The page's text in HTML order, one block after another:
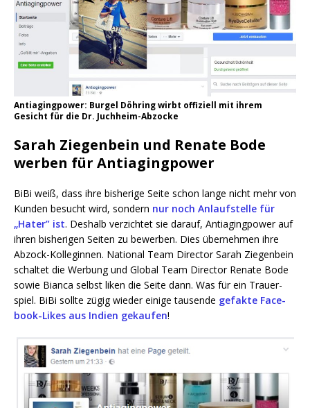
Antia­ging­power: Bur­gel Döh­ring wirbt offi­zi­ell mit ihrem
Gesicht für die Dr. Juchheim-Abzocke
Sarah Ziegenbein und Renate Bode
werben für Antiagingpower
BiBi weiß, dass ihre bis­he­ri­ge Sei­te schon lan­ge nicht mehr von
Kun­den besucht wird, son­dern nur noch Anlauf­stel­le für
„Hater” ist. Des­halb ver­zich­tet sie dar­auf, Antia­ging­power auf
ihren bis­he­ri­gen Sei­ten zu bewer­ben. Dies über­neh­men ihre
Abzock-Kol­le­gin­nen. Natio­nal Team Direc­tor Sarah Zie­gen­bein
schal­tet die Wer­bung und Glo­bal Team Direc­tor Rena­te Bode
sowie Bian­ca selbst liken die Sei­te dann. Was für ein Trau­er­
spiel. BiBi soll­te zügig wie­der eini­ge tau­sen­de gefak­te Face­
book-Likes aus Indi­en gekau­fen!